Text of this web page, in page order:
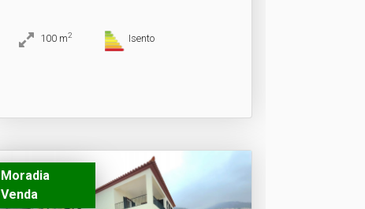
100 m2 Isento
Moradia
Venda